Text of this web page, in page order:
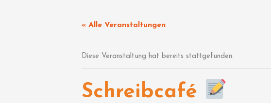
« Alle Veranstaltungen
Diese Veranstaltung hat bereits stattgefunden.
Schreibcafé